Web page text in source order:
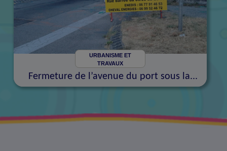
URBANISME ET
TRAVAUX
Fermeture de l’avenue du port sous la...